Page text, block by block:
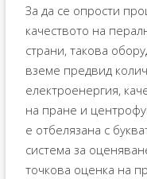
За да се опрости
качеството на
страни, такова
вземе предвид
електроенергия,
на пране и
е отбелязана с
система за
точкова оценка на